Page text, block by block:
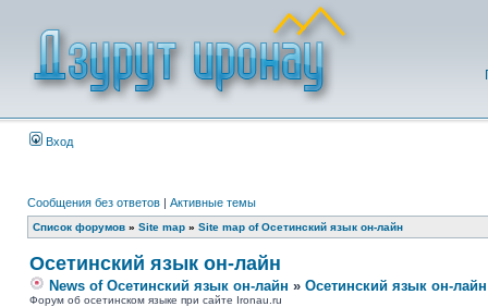
Вход
Сообщения без ответов | Активные темы
Список форумов » Site map » Site map of Осетинский язык он-лайн
Осетинский язык он-лайн
News of Осетинский язык он-лайн » Осетинский язык он-лайн
Форум об осетинском языке при сайте Ironau.ru